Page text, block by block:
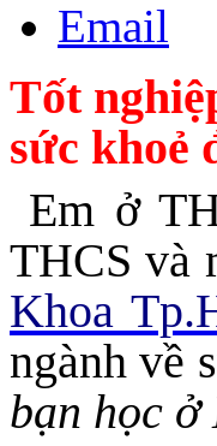
Email
Tốt
sức khoẻ
Em ở
THCS và
Khoa
ngành về
bạn học